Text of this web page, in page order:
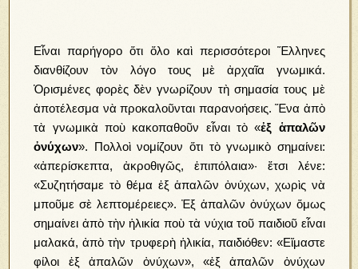
Εἶναι παρήγορο ὅτι ὅλο καὶ περισσότεροι Ἕλληνες
διανθίζουν τὸν λόγο τους μὲ ἀρχαῖα γνωμικά.
Ὁρισμένες φορὲς δὲν γνωρίζουν τὴ σημασία τους μὲ
ἀποτέλεσμα νὰ προκαλοῦνται παρανοήσεις. Ἕνα ἀπὸ
τὰ γνωμικὰ ποὺ κακοπαθοῦν εἶναι τὸ «ἐξ ἁπαλῶν
ὀνύχων». Πολλοὶ νομίζουν ὅτι τὸ γνωμικὸ σημαίνει:
«ἀπερίσκεπτα, ἀκροθιγῶς, ἐπιπόλαια»· ἔτσι λένε:
«Συζητήσαμε τὸ θέμα ἐξ ἁπαλῶν ὀνύχων, χωρὶς νὰ
μποῦμε σὲ λεπτομέρειες». Ἐξ ἁπαλῶν ὀνύχων ὅμως
σημαίνει ἀπὸ τὴν ἡλικία ποὺ τὰ νύχια τοῦ παιδιοῦ εἶναι
μαλακά, ἀπὸ τὴν τρυφερὴ ἡλικία, παιδιόθεν: «Εἴμαστε
φίλοι ἐξ ἁπαλῶν ὀνύχων», «ἐξ ἁπαλῶν ὀνύχων